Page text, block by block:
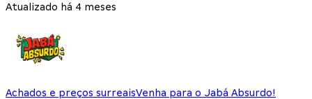
Atualizado há 4 meses
Achados e preços surreaisVenha para o Jabá Absurdo!